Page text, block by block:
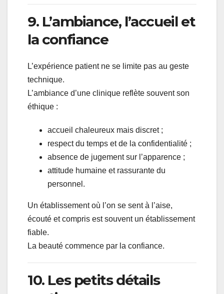
9. L’ambiance, l’accueil et
la confiance
L’expérience patient ne se limite pas au geste
technique.
L’ambiance d’une clinique reflète souvent son
éthique :
accueil chaleureux mais discret ;
respect du temps et de la confidentialité ;
absence de jugement sur l’apparence ;
attitude humaine et rassurante du
personnel.
Un établissement où l’on se sent à l’aise,
écouté et compris est souvent un établissement
fiable.
La beauté commence par la confiance.
10. Les petits détails